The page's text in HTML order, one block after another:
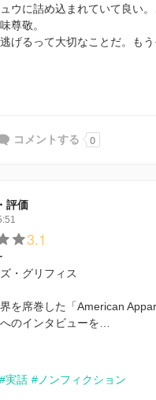
ウに詰め込まれていて良い
尊敬。
げるって大切なことだ。も
コメントする 0
評価
3.1
・グリフィス
を席巻した「American
のインタビューを…
#実話 #ノンフィクション